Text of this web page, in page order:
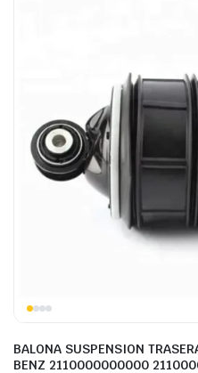
BALONA SUSPENSION
BENZ 2110000000000